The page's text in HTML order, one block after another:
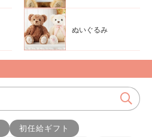
ぬいぐるみ
初任給ギフト